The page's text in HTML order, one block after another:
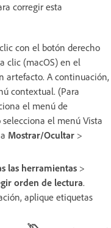
corregir esta
con el botón derecho
clic (macOS) en el
artefacto. A continuación,
contextual. (Para
el menú de
el menú Vista
Mostrar/Ocultar >
las herramientas >
orden de lectura.
aplique etiquetas